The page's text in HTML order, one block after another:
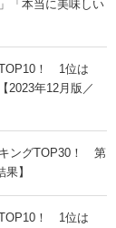
「本当に美味しい
TOP10！ 1位は
2023年12月版／
ングTOP30！ 第
】
TOP10！ 1位は